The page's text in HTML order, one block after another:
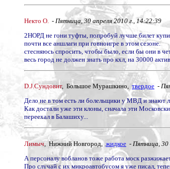
Некто О. - Пятница, 30 апреля 2010 г., 14:22:39
2НОРД не гони туфты, попробуй лучше билет
почти все аншлаги при говноигре в этом сезоне.
стесняюсь спросить, чтобы было, если бы они в
весь город не должен знать про кхл, на 30000
D.J.Сундовит, Большое Мурашкино,твердое -
Дело не в том есть ли болельщики у МВД и знают
Как достали уже эти клоны, сначала эти
переехал в Балашиху...
Лимыч , Нижний Новгород, жидкое - Пятница, 30
А персоналу вобланов тоже работа моск
Про случай с их микроавтобусом я уже писал,